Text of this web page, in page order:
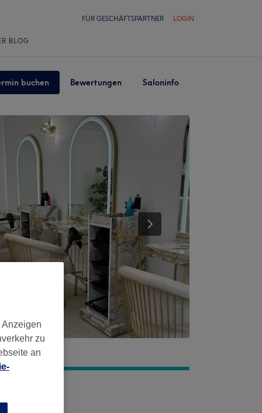
FÜR GESCHÄFTSPARTNER LOGIN
BLOG
buchen Bewertungen Saloninfo
zu
an